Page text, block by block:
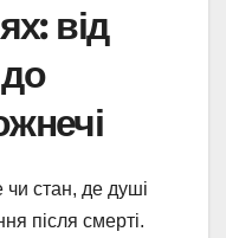
від
чи стан, де душі
після смерті.